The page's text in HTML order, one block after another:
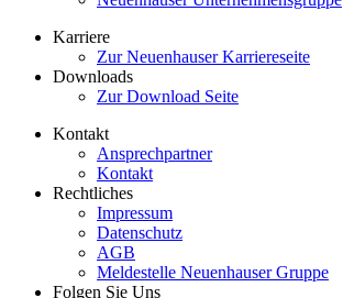
Karriere
Zur Neuenhauser Karriereseite
Downloads
Zur Download Seite
Kontakt
Ansprechpartner
Kontakt
Rechtliches
Impressum
Datenschutz
AGB
Meldestelle Neuenhauser Gruppe
Folgen Sie Uns